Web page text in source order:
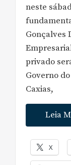
neste
Gonçalves
privado
Governo
Caxias,
Leia
X